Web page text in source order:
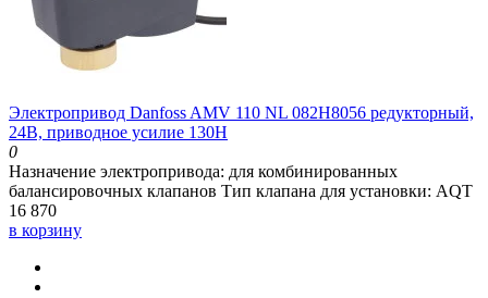
Электропривод Danfoss AMV 110 NL 082H8056 редукторный,
24В, приводное усилие 130Н
0
Назначение электропривода: для комбинированных
балансировочных клапанов Тип клапана для установки: AQT
16 870
в корзину